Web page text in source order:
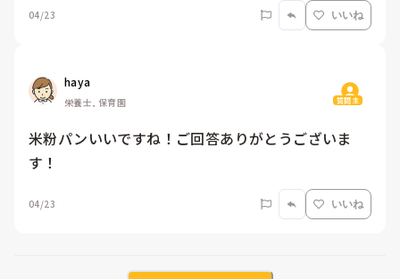
04/23 いいね
haya
栄養士, 保育園 質問主
米粉パンいいですね！ご回答ありがとうございま
す！
04/23 いいね